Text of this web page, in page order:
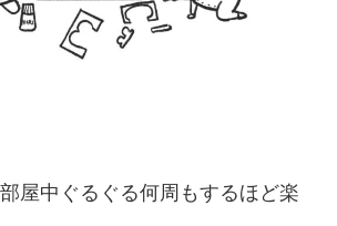
屋中ぐるぐる何周もするほど楽